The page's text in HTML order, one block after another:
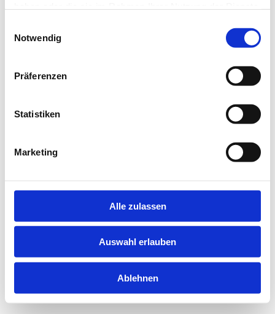
Notwendig
Präferenzen
Statistiken
Marketing
Alle zulassen
Auswahl erlauben
Ablehnen
loadingjobninja.com
for more